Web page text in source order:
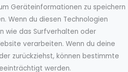
Geräteinformationen zu speichern
Wenn du diesen Technologien
wie das Surfverhalten oder
verarbeiten. Wenn du deine
zurückziehst, können bestimmte
werden.